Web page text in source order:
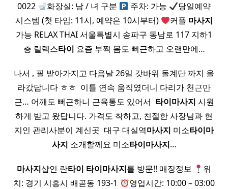
0022
화장실: 남 / 녀 구분 주차: 가능
당일예약
시스템 (첫 타임: 11시, 예약은 10시부터)
커플 마사지
가능 RELAX THAI 서울특별시 송파구 동남로 117 지하1
층 릴렉스타이 요즘 부쩍 몸도 뻐근하고 오랜만에…
나서 , 필 받아가지고 다음날 26일 갓바위 돌계단 까지 올
라갔답니다 ㅎㅎ ​ 이틀 연속 움직였더니 다리가 천근만
근… 어깨도 뻐근하니 근육통도 있어서 ​ 타이마사지 시원
하게 받고 왔답니다. 가격도 착하고, 친절한 사장님과 현
지인 관리사분이 계신곳 ​ 대구 대실역마사지 미소타이마
사지 소개할께요 미소타이마사지…
마사지샵인 란타이 타이마사지를 방문!! 매장정보
위
치: 경기 시흥시 배곧동 193-1
영업시간: 10:00 – 03:00